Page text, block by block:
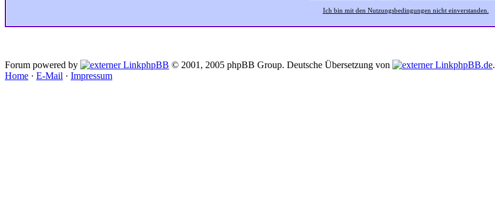
Ich bin mit den Nutzungsbedingungen nicht einverstanden.
Forum powered by phpBB © 2001, 2005 phpBB Group. Deutsche Übersetzung von phpBB.de.
Home · E-Mail · Impressum